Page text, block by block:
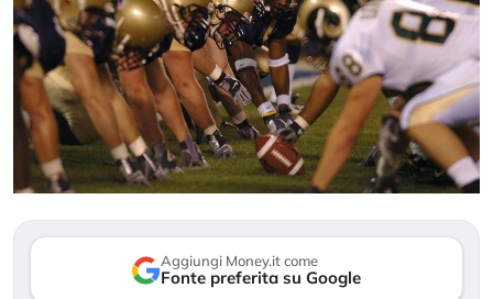
Aggiungi Money.it come
Fonte preferita su Google